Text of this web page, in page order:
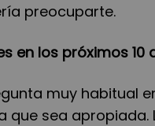
preocuparte.
en los próximos 10
muy habitual
que sea apropiada.